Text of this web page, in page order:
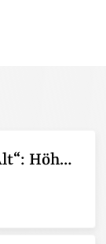
KfW-Förderung „Jung kauft Alt“: Höhere Kredite ab August 2026